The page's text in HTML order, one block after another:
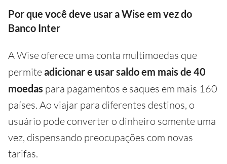
Por que você deve usar a Wise em vez do
Banco Inter
A Wise oferece uma conta multimoedas que
permiteadicionar e usar saldo em mais de 40
moedas para pagamentos e saques em mais 160
países. Ao viajar para diferentes destinos, o
usuário pode converter o dinheiro somente uma
vez, dispensando preocupações com novas
tarifas.